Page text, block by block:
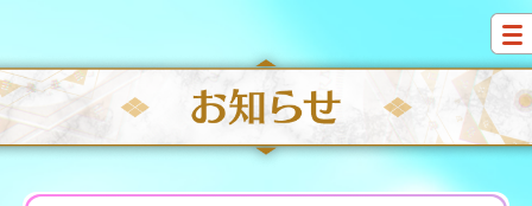
i
p
t
o
c